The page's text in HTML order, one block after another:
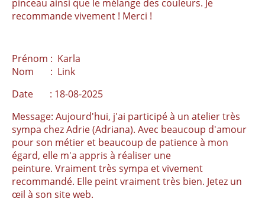
pinceau ainsi que le mélange des couleurs. Je
recommande vivement ! Merci !
Prénom : Karla
Nom : Link
Date : 18-08-2025
Message: Aujourd'hui, j'ai participé à un atelier très
sympa chez Adrie (Adriana). Avec beaucoup d'amour
pour son métier et beaucoup de patience à mon
égard, elle m'a appris à réaliser une
peinture. Vraiment très sympa et vivement
recommandé. Elle peint vraiment très bien. Jetez un
œil à son site web.